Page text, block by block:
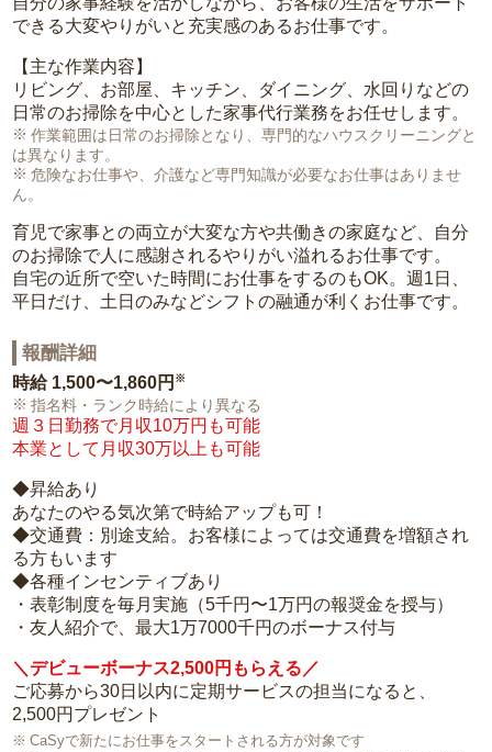
できる大変やりがいと充実感のあるお仕事です。
【主な作業内容】
リビング、お部屋、キッチン、ダイニング、水回りなどの
日常のお掃除を中心とした家事代行業務をお任せします。
作業範囲は日常のお掃除となり、専門的なハウスクリーニングと
は異なります。
危険なお仕事や、介護など専門知識が必要なお仕事はありませ
ん。
育児で家事との両立が大変な方や共働きの家庭など、自分
のお掃除で人に感謝されるやりがい溢れるお仕事です。
自宅の近所で空いた時間にお仕事をするのもOK。週1日、
平日だけ、土日のみなどシフトの融通が利くお仕事です。
報酬詳細
時給 1,500〜1,860円 ※
指名料・ランク時給により異なる
週３日勤務で月収10万円も可能
本業として月収30万以上も可能
◆昇給あり
あなたのやる気次第で時給アップも可！
◆交通費：別途支給。お客様によっては交通費を増額され
る方もいます
◆各種インセンティブあり
・表彰制度を毎月実施（5千円〜1万円の報奨金を授与）
・友人紹介で、最大1万7000千円のボーナス付与
＼デビューボーナス2,500円もらえる／
ご応募から30日以内に定期サービスの担当になると、
2,500円プレゼント
CaSyで新たにお仕事をスタートされる方が対象です